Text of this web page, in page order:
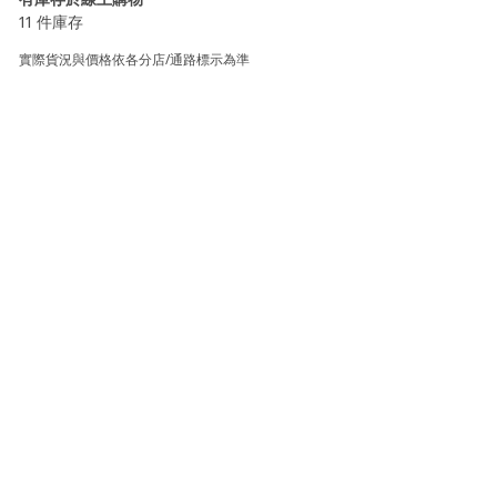
11 件庫存
實際貨況與價格依各分店/通路標示為準